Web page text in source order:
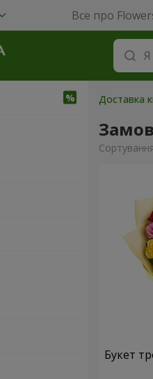
Все про
Доставка
Букет